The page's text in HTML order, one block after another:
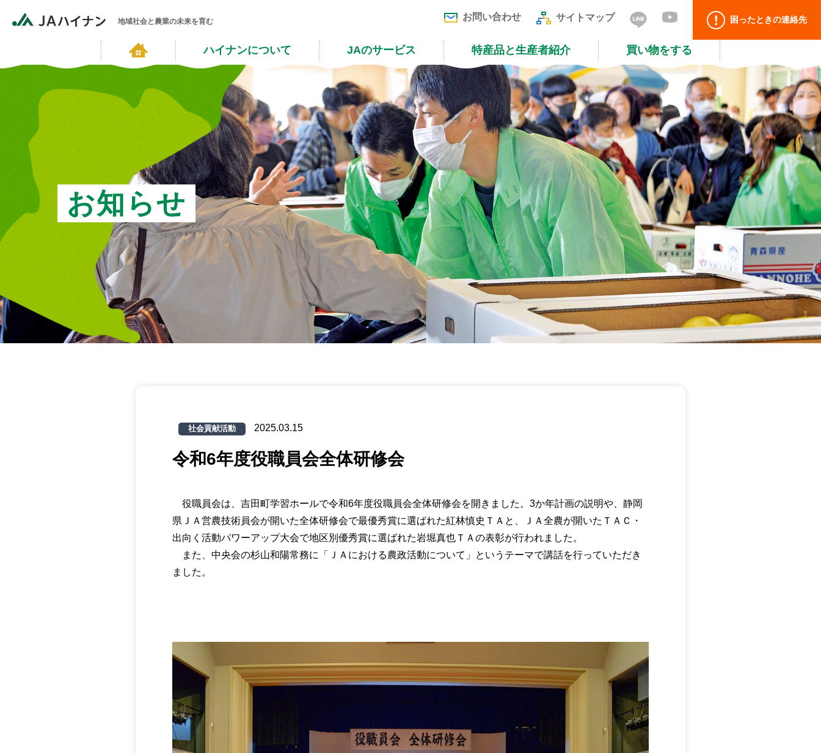
地域社会と農業の未来を育む お問い合わせ サイトマップ 困ったときの連絡先
ハイナンについて JAのサービス 特産品と生産者紹介 買い物をする
お知らせ
社会貢献活動 2025.03.15
令和6年度役職員会全体研修会
役職員会は、吉田町学習ホールで令和6年度役職員会全体研修会を開きました。3か年計画の説明や、静岡
県ＪＡ営農技術員会が開いた全体研修会で最優秀賞に選ばれた紅林慎史ＴＡと、ＪＡ全農が開いたＴＡＣ・
出向く活動パワーアップ大会で地区別優秀賞に選ばれた岩堀真也ＴＡの表彰が行われました。
また、中央会の杉山和陽常務に「ＪＡにおける農政活動について」というテーマで講話を行っていただき
ました。